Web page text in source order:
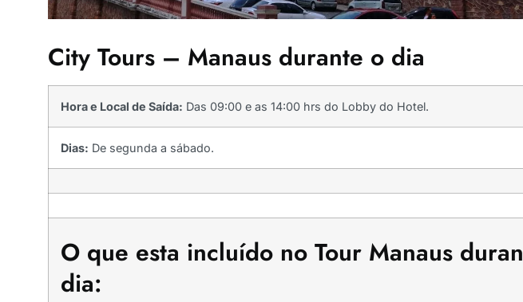
City Tours – Manaus durante o dia
Hora e Local de Saída: Das 09:00 e as 14:00 hrs do Lobby do Hotel.
Dias: De segunda a sábado.
O que esta incluído no Tour Manaus
dia: